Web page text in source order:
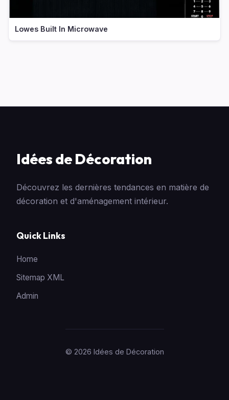
Lowes Built In Microwave
Idées de Décoration
Découvrez les dernières tendances en matière de
décoration et d'aménagement intérieur.
Quick Links
Home
Sitemap XML
Admin
© 2026 Idées de Décoration